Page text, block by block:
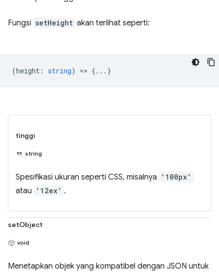
Fungsi setHeight akan terlihat seperti:
(height : string) => {...}
tinggi
string
Spesifikasi ukuran seperti CSS, misalnya '100px'
atau '12ex' .
setObject
void
Menetapkan objek yang kompatibel dengan JSON untuk